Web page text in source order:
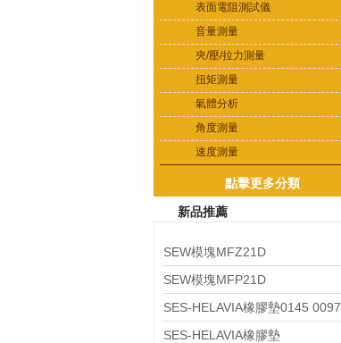
表面電阻測試儀
音量測量
夾/壓/拉力測量
扭矩測量
氣體分析
角度測量
速度測量
點擊更多分類
新品推薦
SEW模塊MFZ21D
SEW模塊MFP21D
SES-HELAVIA橡膠墊0145 0097
010
SES-HELAVIA橡膠墊